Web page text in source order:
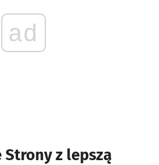
ad
z lepszą